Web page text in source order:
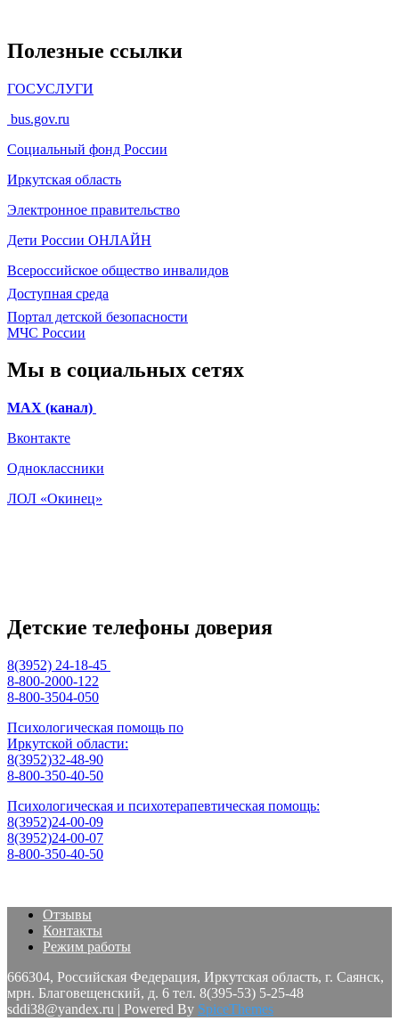
Полезные ссылки
ГОСУСЛУГИ
bus.gov.ru
Социальный фонд России
Иркутская область
Электронное правительство
Дети России ОНЛАЙН
Всероссийское общество инвалидов
Доступная среда
Портал детской безопасности
МЧС России
Мы в социальных сетях
МАХ (канал)
Вконтакте
Одноклассники
ЛОЛ «Окинец»
Детские телефоны доверия
8(3952) 24-18-45
8-800-2000-122
8-800-3504-050
Психологическая помощь по
Иркутской области:
8(3952)32-48-90
8-800-350-40-50
Психологическая и психотерапевтическая помощь:
8(3952)24-00-09
8(3952)24-00-07
8-800-350-40-50
Отзывы
Контакты
Режим работы
666304, Российская Федерация, Иркутская область, г. Саянск,
мрн. Благовещенский, д. 6 тел. 8(395-53) 5-25-48
sddi38@yandex.ru | Powered By SpiceThemes